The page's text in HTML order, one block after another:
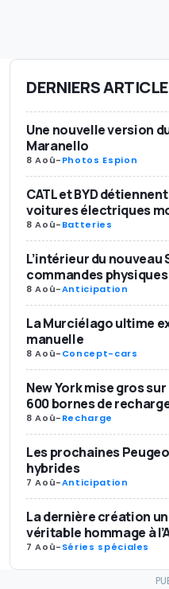
DERNIERS
Une nouvelle version
Maranello
8 Aoû-Photos Espion
CATL et BYD
voitures électriques
8 Aoû-Batteries
L’intérieur du nouveau
commandes physiques
8 Aoû-Anticipation
La Murciélago ultime
manuelle
8 Aoû-Concept-cars
New York mise gros
600 bornes de
8 Aoû-Recharge
Les prochaines
hybrides
7 Aoû-Anticipation
La dernière création
véritable hommage à
7 Aoû-Séries spéciales